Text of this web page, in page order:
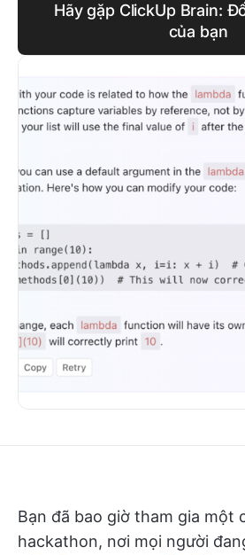
Hãy gặp ClickUp Brain:
của bạn
Bạn đã bao giờ tham gia một
hackathon, nơi mọi người